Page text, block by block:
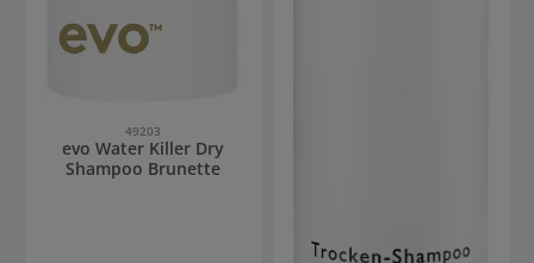
49203
evo Water Killer Dry
Shampoo Brunette